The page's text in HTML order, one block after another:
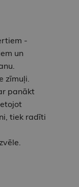
-
un
zīmuļi.
panākt
tiek radīti